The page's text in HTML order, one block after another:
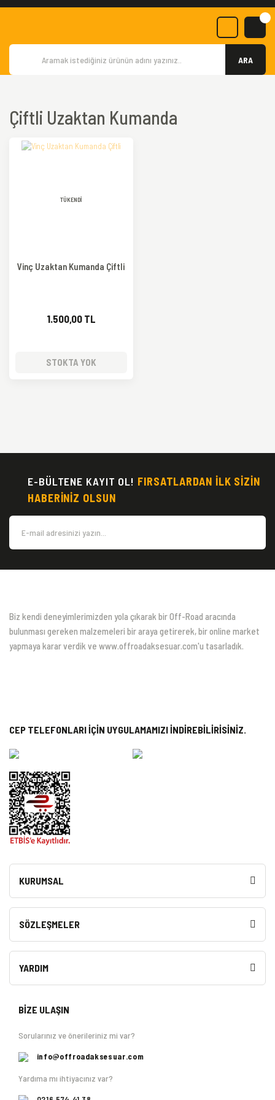
ARA
Çiftli Uzaktan Kumanda
TÜKENDİ
Vinç Uzaktan Kumanda Çiftli
1.500,00 TL
STOKTA YOK
E-BÜLTENE KAYIT OL! FIRSATLARDAN İLK SİZİN
HABERİNİZ OLSUN
Biz kendi deneyimlerimizden yola çıkarak bir Off-Road aracında
bulunması gereken malzemeleri bir araya getirerek, bir online market
yapmaya karar verdik ve www.offroadaksesuar.com'u tasarladık.
CEP TELEFONLARI İÇİN UYGULAMAMIZI İNDİREBİLİRİSİNİZ.
KURUMSAL
SÖZLEŞMELER
YARDIM
BİZE ULAŞIN
Sorularınız ve önerileriniz mi var?
info@offroadaksesuar.com
Yardıma mı ihtiyacınız var?